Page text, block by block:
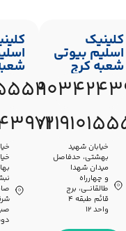
کلینیک
اسلیم بیوتی
شعبه کرج
خیابان شهید
بهشتی، حدفاصل
میدان شهدا
و چهارراه
طالقانــی، برج
قائم طبقه ۴
واحد ۱۲